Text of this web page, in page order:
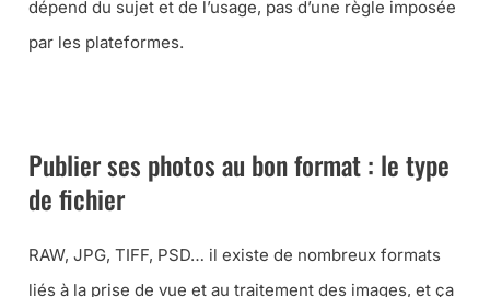
dépend du sujet et de l’usage, pas d’une règle imposée
par les plateformes.
Publier ses photos au bon format : le type
de fichier
RAW, JPG, TIFF, PSD… il existe de nombreux formats
liés à la prise de vue et au traitement des images, et ça